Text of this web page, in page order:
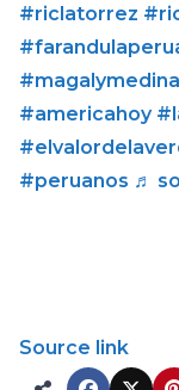
#riclatorrez
#magalymedina
#americahoy
#peruanos ♬
Source link